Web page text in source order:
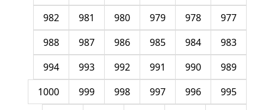
977
978
979
980
981
982
983
984
985
986
987
988
989
990
991
992
993
994
995
996
997
998
999
1000